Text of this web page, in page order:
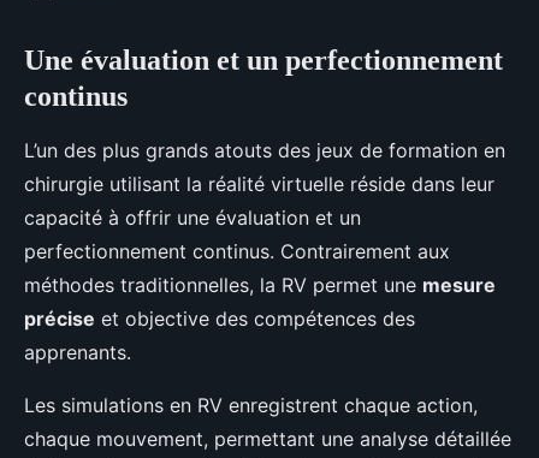
Une évaluation et un perfectionnement
continus
L’un des plus grands atouts des jeux de formation en
chirurgie utilisant la réalité virtuelle réside dans leur
capacité à offrir une évaluation et un
perfectionnement continus. Contrairement aux
méthodes traditionnelles, la RV permet une mesure
précise et objective des compétences des
apprenants.
Les simulations en RV enregistrent chaque action,
chaque mouvement, permettant une analyse détaillée